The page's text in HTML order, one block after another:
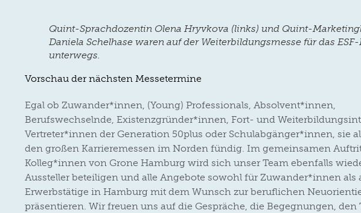
Quint-Sprachdozentin Olena Hryvkova (links) und Quint-
Daniela Schelhase waren auf der Weiterbildungsmesse für das
unterwegs.
Vorschau der nächsten Messetermine
Egal ob Zuwander*innen, (Young) Professionals, Absolvent*innen,
Berufswechselnde, Existenzgründer*innen, Fort- und
Vertreter*innen der Generation 50plus oder Schulabgänger*innen, sie
den großen Karrieremessen im Norden fündig. Im gemeinsamen
Kolleg*innen von Grone Hamburg wird sich unser Team ebenfalls
Aussteller beteiligen und alle Angebote sowohl für Zuwander*innen als
Erwerbstätige in Hamburg mit dem Wunsch zur beruflichen
präsentieren. Wir freuen uns auf die Gespräche, die Begegnungen, den